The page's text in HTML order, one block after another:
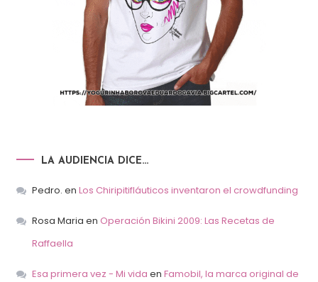
LA AUDIENCIA DICE…
Pedro. en Los Chiripitifláuticos inventaron el crowdfunding
Rosa Maria en Operación Bikini 2009: Las Recetas de
Raffaella
Esa primera vez - Mi vida en Famobil, la marca original de